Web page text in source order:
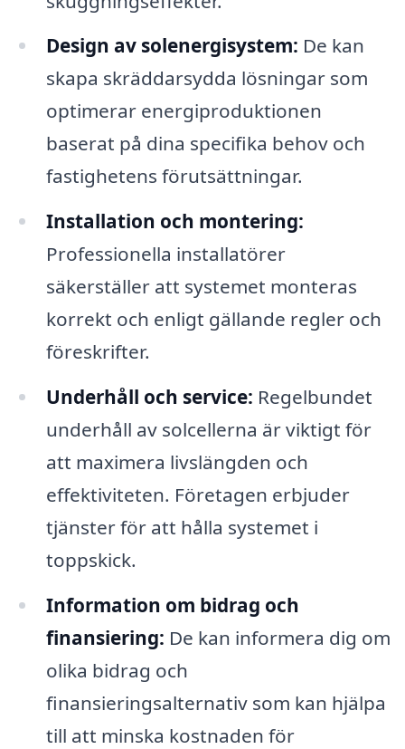
Design av solenergisystem: De kan
skapa skräddarsydda lösningar som
optimerar energiproduktionen
baserat på dina specifika behov och
fastighetens förutsättningar.
Installation och montering:
Professionella installatörer
säkerställer att systemet monteras
korrekt och enligt gällande regler och
föreskrifter.
Underhåll och service: Regelbundet
underhåll av solcellerna är viktigt för
att maximera livslängden och
effektiviteten. Företagen erbjuder
tjänster för att hålla systemet i
toppskick.
Information om bidrag och
finansiering: De kan informera dig om
olika bidrag och
finansieringsalternativ som kan hjälpa
till att minska kostnaden för